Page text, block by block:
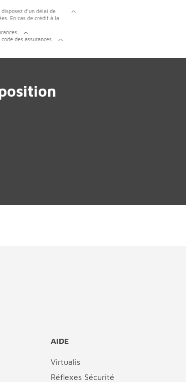
d’un délai de
En cas de crédit à la
des assurances.
AIDE
Virtualis
Réflexes Sécurité